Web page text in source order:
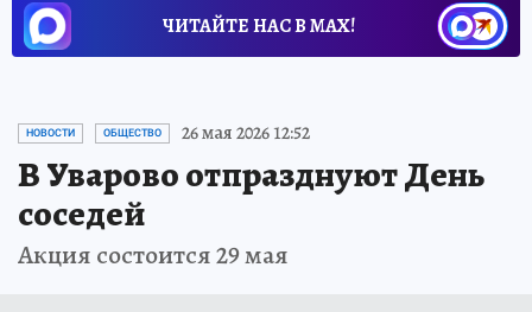
ЧИТАЙТЕ НАС В МАХ!
НОВОСТИ ОБЩЕСТВО 26 мая 2026 12:52
В Уварово отпразднуют День
соседей
Акция состоится 29 мая